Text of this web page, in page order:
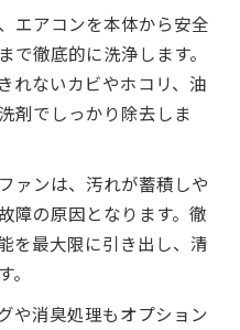
エアコンを本体から安全
で徹底的に洗浄します。
れないカビやホコリ、油
剤でしっかり除去しま
ァンは、汚れが蓄積しや
障の原因となります。徹
を最大限に引き出し、清
や消臭処理もオプション